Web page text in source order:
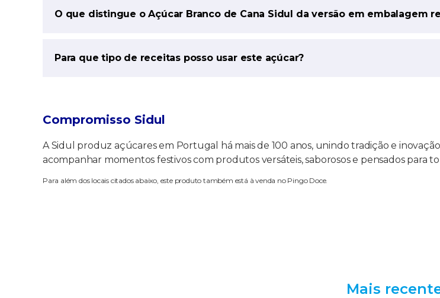
O que distingue o Açúcar Branco de Cana Sidul da versão em embalagem
Para que tipo de receitas posso usar este açúcar?
Compromisso Sidul
A Sidul produz açúcares em Portugal há mais de 100 anos, unindo tradição e
acompanhar momentos festivos com produtos versáteis, saborosos e pensados para
Para além dos locais citados abaixo, este produto também está à venda no Pingo Doce.
Mais